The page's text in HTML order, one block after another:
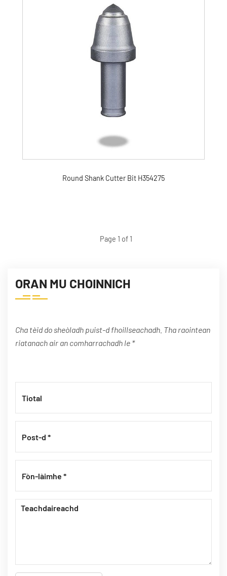
Round Shank Cutter Bit H354275
Page 1 of 1
ORAN MU CHOINNICH
Cha tèid do sheòladh puist-d fhoillseachadh. Tha raointean
riatanach air an comharrachadh le *